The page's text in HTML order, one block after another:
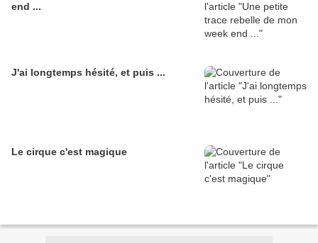
end ...
J'ai longtemps hésité, et puis ...
Le cirque c'est magique